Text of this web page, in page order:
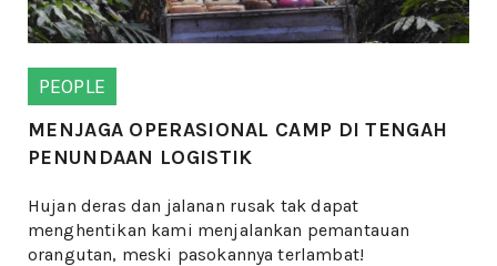
PEOPLE
MENJAGA OPERASIONAL CAMP DI TENGAH
PENUNDAAN LOGISTIK
Hujan deras dan jalanan rusak tak dapat
menghentikan kami menjalankan pemantauan
orangutan, meski pasokannya terlambat!